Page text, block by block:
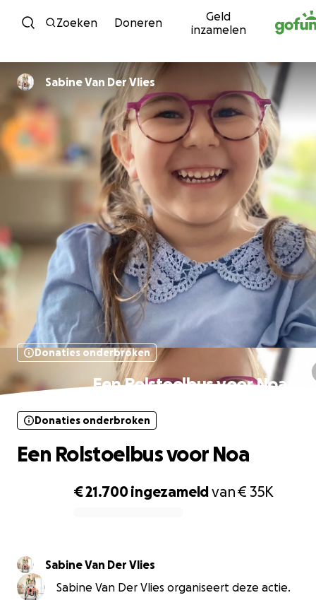
Ga naar inhoud
Zoeken Doneren
Geld
inzamelen
Sabine Van Der Vlies
Donaties onderbroken
Een Rolstoelbus voor Noa
€ 21.700 ingezameldvan€ 35K
Donaties onderbroken
Een Rolstoelbus voor Noa
Sabine Van Der Vlies
Sabine Van Der Vlies organiseert deze actie.